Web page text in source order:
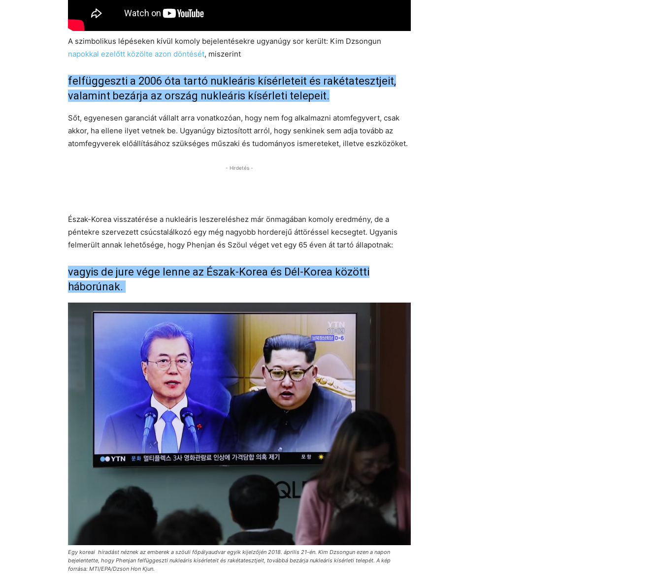
A szimbolikus lépéseken kívül komoly bejelentésekre ugyanúgy sor került: Kim Dzsongun
napokkal ezelőtt közölte azon döntését, miszerint
felfüggeszti a 2006 óta tartó nukleáris kísérleteit és rakétatesztjeit,
valamint bezárja az ország nukleáris kísérleti telepeit.
Sőt, egyenesen garanciát vállalt arra vonatkozóan, hogy nem fog alkalmazni atomfegyvert, csak
akkor, ha ellene ilyet vetnek be. Ugyanúgy biztosított arról, hogy senkinek sem adja tovább az
atomfegyverek előállításához szükséges műszaki és tudományos ismereteket, illetve eszközöket.
- Hirdetés -
Észak-Korea visszatérése a nukleáris leszereléshez már önmagában komoly eredmény, de a
péntekre szervezett csúcstalálkozó egy még nagyobb horderejű áttöréssel kecsegtet. Ugyanis
felmerült annak lehetősége, hogy Phenjan és Szöul véget vet egy 65 éven át tartó állapotnak:
vagyis de jure vége lenne az Észak-Korea és Dél-Korea közötti
háborúnak.
Egy koreai híradást néznek az emberek a szöuli főpályaudvar egyik kijelzőjén 2018. április 21-én. Kim Dzsongun ezen a napon
bejelentette, hogy Phenjan felfüggeszti nukleáris kísérleteit és rakétatesztjeit, továbbá bezárja nukleáris kísérleti telepét. A kép
forrása: MTI/EPA/Dzson Hon Kjun.